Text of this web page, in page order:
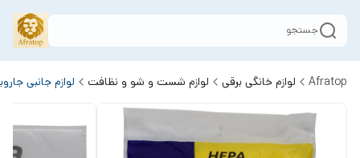
جستجو
Afratop لوازم خانگی برقی لوازم شست و شو و نظافت لوازم جانبی